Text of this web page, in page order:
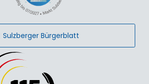
Sulzberger Bürgerblatt